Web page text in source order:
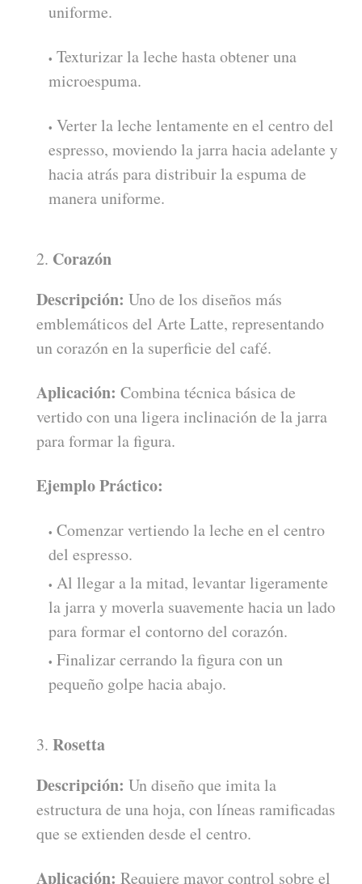
uniforme.
Texturizar la leche hasta obtener una
microespuma.
Verter la leche lentamente en el centro del
espresso, moviendo la jarra hacia adelante y
hacia atrás para distribuir la espuma de
manera uniforme.
Corazón
Descripción: Uno de los diseños más
emblemáticos del Arte Latte, representando
un corazón en la superficie del café.
Aplicación: Combina técnica básica de
vertido con una ligera inclinación de la jarra
para formar la figura.
Ejemplo Práctico:
Comenzar vertiendo la leche en el centro
del espresso.
Al llegar a la mitad, levantar ligeramente
la jarra y moverla suavemente hacia un lado
para formar el contorno del corazón.
Finalizar cerrando la figura con un
pequeño golpe hacia abajo.
Rosetta
Descripción: Un diseño que imita la
estructura de una hoja, con líneas ramificadas
que se extienden desde el centro.
Aplicación: Requiere mayor control sobre el